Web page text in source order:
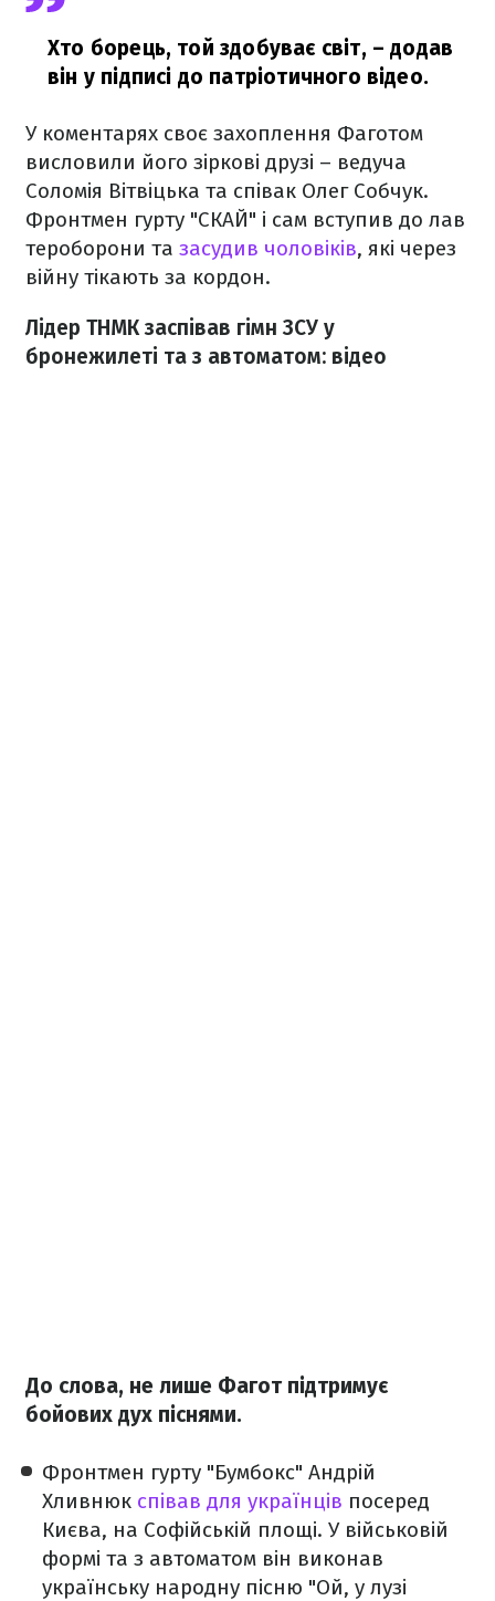
Хто борець, той здобуває світ, – додав
він у підписі до патріотичного відео.
У коментарях своє захоплення Фаготом
висловили його зіркові друзі – ведуча
Соломія Вітвіцька та співак Олег Собчук.
Фронтмен гурту "СКАЙ" і сам вступив до лав
тероборони та засудив чоловіків, які через
війну тікають за кордон.
Лідер ТНМК заспівав гімн ЗСУ у
бронежилеті та з автоматом: відео
До слова, не лише Фагот підтримує
бойових дух піснями.
Фронтмен гурту "Бумбокс" Андрій
Хливнюк співав для українців посеред
Києва, на Софійській площі. У військовій
формі та з автоматом він виконав
українську народну пісню "Ой, у лузі